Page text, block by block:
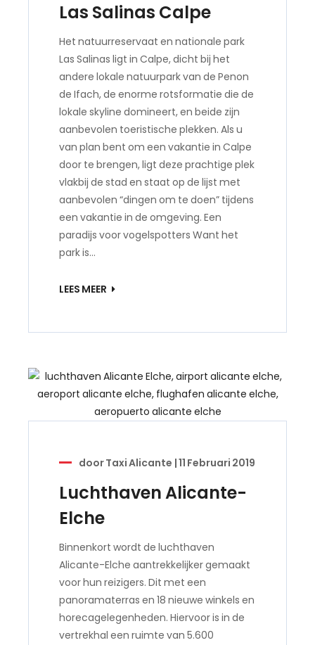
Las Salinas Calpe
Het natuurreservaat en nationale park
Las Salinas ligt in Calpe, dicht bij het
andere lokale natuurpark van de Penon
de Ifach, de enorme rotsformatie die de
lokale skyline domineert, en beide zijn
aanbevolen toeristische plekken. Als u
van plan bent om een ​​vakantie in Calpe
door te brengen, ligt deze prachtige plek
vlakbij de stad en staat op de lijst met
aanbevolen “dingen om te doen” tijdens
een vakantie in de omgeving. Een
paradijs voor vogelspotters Want het
park is…
LEES MEER
doorTaxi Alicante |11 Februari 2019
Luchthaven Alicante-
Elche
Binnenkort wordt de luchthaven
Alicante-Elche aantrekkelijker gemaakt
voor hun reizigers. Dit met een
panoramaterras en 18 nieuwe winkels en
horecagelegenheden. Hiervoor is in de
vertrekhal een ruimte van 5.600